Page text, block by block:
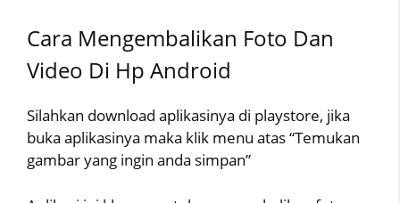
Cara Mengembalikan Foto Dan
Video Di Hp Android
Silahkan download aplikasinya di playstore, jika
buka aplikasinya maka klik menu atas “Temukan
gambar yang ingin anda simpan”